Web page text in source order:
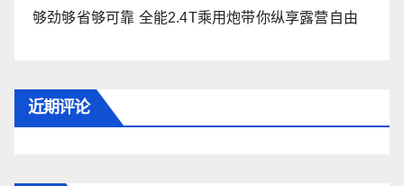
够劲够省够可靠 全能2.4T乘用炮带你纵享露营自由
近期评论